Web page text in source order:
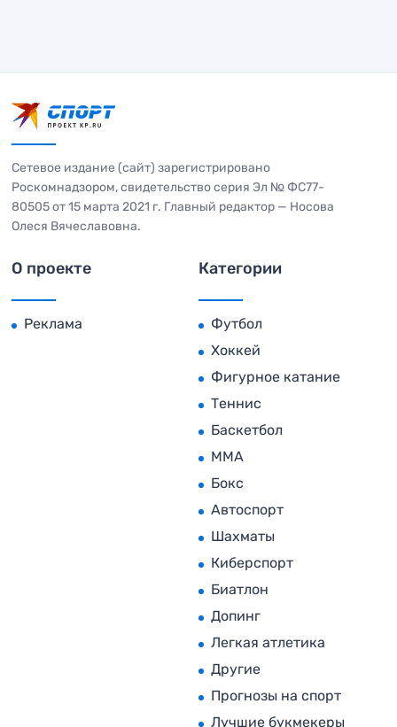
Сетевое издание (сайт) зарегистрировано
Роскомнадзором, свидетельство серия Эл № ФС77-
80505 от 15 марта 2021 г. Главный редактор — Носова
Олеся Вячеславовна.
О проекте
Реклама
Категории
Футбол
Хоккей
Фигурное катание
Теннис
Баскетбол
MMA
Бокс
Автоспорт
Шахматы
Киберспорт
Биатлон
Допинг
Легкая атлетика
Другие
Прогнозы на спорт
Лучшие букмекеры